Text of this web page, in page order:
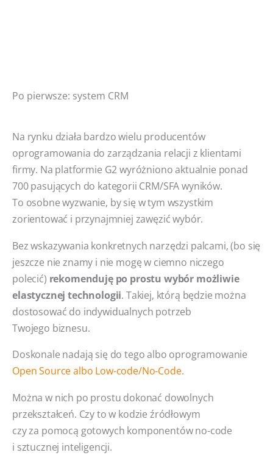
Po pierwsze: system CRM
Na rynku działa bardzo wielu producentów
oprogramowania do zarządzania relacji z klientami
firmy. Na platformie G2 wyróżniono aktualnie ponad
700 pasujących do kategorii CRM/SFA wyników.
To osobne wyzwanie, by się w tym wszystkim
zorientować i przynajmniej zawęzić wybór.
Bez wskazywania konkretnych narzędzi palcami, (bo się
jeszcze nie znamy i nie mogę w ciemno niczego
polecić) rekomenduję po prostu wybór możliwie
elastycznej technologii. Takiej, którą będzie można
dostosować do indywidualnych potrzeb
Twojego biznesu.
Doskonale nadają się do tego albo oprogramowanie
Open Source albo Low-code/No-Code.
Można w nich po prostu dokonać dowolnych
przekształceń. Czy to w kodzie źródłowym
czy za pomocą gotowych komponentów no-code
i sztucznej inteligencji.